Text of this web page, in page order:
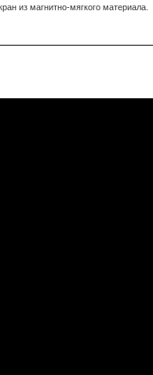
из магнитно-мягкого материала.